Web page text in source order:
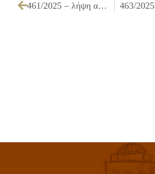
461/2025 – λήψη απόφασης για την έγκριση της 11ης αναμόρφωσης προϋπολογισμού του Δήμου Ιλίου, έτους 2025